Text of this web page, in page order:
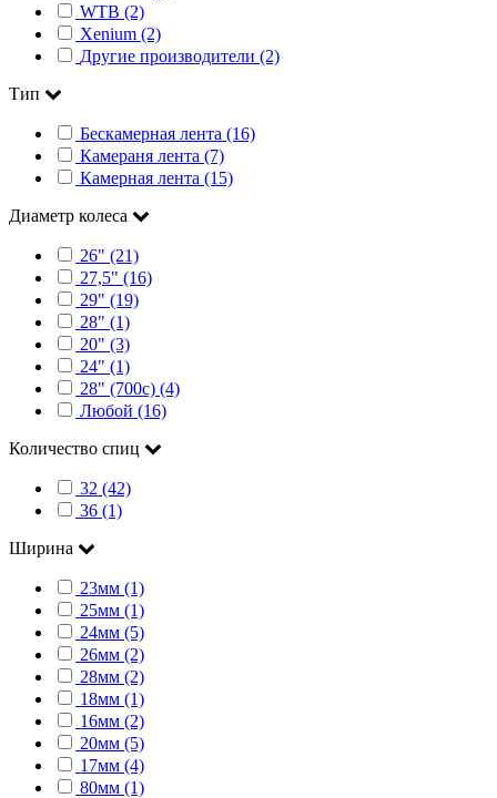
WTB (2)
Xenium (2)
Другие производители (2)
Тип
Бескамерная лента (16)
Камераня лента (7)
Камерная лента (15)
Диаметр колеса
26" (21)
27,5" (16)
29" (19)
28" (1)
20" (3)
24" (1)
28" (700c) (4)
Любой (16)
Количество спиц
32 (42)
36 (1)
Ширина
23мм (1)
25мм (1)
24мм (5)
26мм (2)
28мм (2)
18мм (1)
16мм (2)
20мм (5)
17мм (4)
80мм (1)